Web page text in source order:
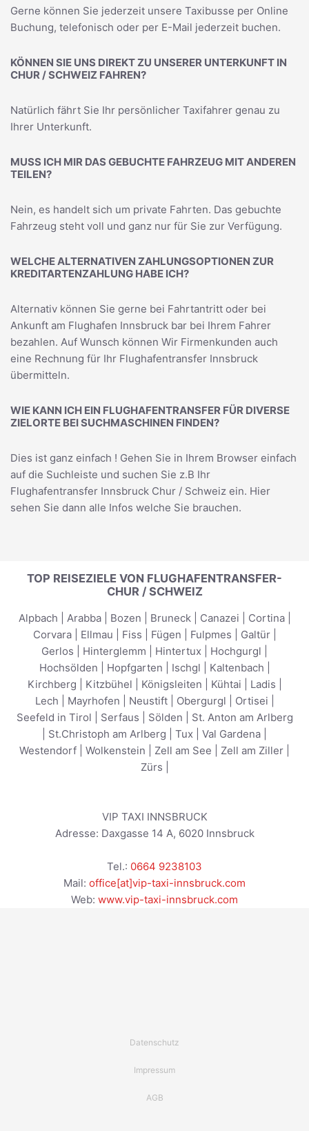
Gerne können Sie jederzeit unsere Taxibusse per Online
Buchung, telefonisch oder per E-Mail jederzeit buchen.
KÖNNEN SIE UNS DIREKT ZU UNSERER UNTERKUNFT IN
CHUR / SCHWEIZ FAHREN?
Natürlich fährt Sie Ihr persönlicher Taxifahrer genau zu
Ihrer Unterkunft.
MUSS ICH MIR DAS GEBUCHTE FAHRZEUG MIT ANDEREN
TEILEN?
Nein, es handelt sich um private Fahrten. Das gebuchte
Fahrzeug steht voll und ganz nur für Sie zur Verfügung.
WELCHE ALTERNATIVEN ZAHLUNGSOPTIONEN ZUR
KREDITARTENZAHLUNG HABE ICH?
Alternativ können Sie gerne bei Fahrtantritt oder bei
Ankunft am Flughafen Innsbruck bar bei Ihrem Fahrer
bezahlen. Auf Wunsch können Wir Firmenkunden auch
eine Rechnung für Ihr Flughafentransfer Innsbruck
übermitteln.
WIE KANN ICH EIN FLUGHAFENTRANSFER FÜR DIVERSE
ZIELORTE BEI SUCHMASCHINEN FINDEN?
Dies ist ganz einfach ! Gehen Sie in Ihrem Browser einfach
auf die Suchleiste und suchen Sie z.B Ihr
Flughafentransfer Innsbruck Chur / Schweiz ein. Hier
sehen Sie dann alle Infos welche Sie brauchen.
TOP REISEZIELE VON FLUGHAFENTRANSFER-
CHUR / SCHWEIZ
Alpbach Arabba| Bozen Bruneck Canazei Cortina|
Corvara| Ellmau Fiss Fügen Fulpmes Galtür|
Gerlos
Hinterglemm Hintertux Hochgurgl
Hochsölden
Hopfgarten Ischgl Kaltenbach
Kirchberg
Kitzbühel Königsleiten Kühtai Ladis
Lech
Mayrhofen Neustift| Obergurgl Ortisei
Seefeld in Tirol
Serfaus Sölden
St. Anton am Arlberg
St.Christoph am Arlberg Tux Val Gardena
Westendorf
Wolkenstein Zell am See Zell am Ziller
Zürs
VIP TAXI INNSBRUCK
Adresse: Daxgasse 14 A, 6020 Innsbruck
Tel.: 0664 9238103
Mail: office[at]vip-taxi-innsbruck.com
Web: www.vip-taxi-innsbruck.com
Datenschutz
Impressum
AGB